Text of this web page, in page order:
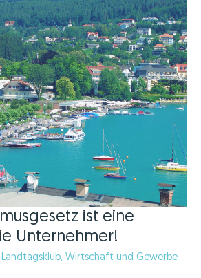
ist eine
Unternehmer!
Landtagsklub, Wirtschaft und Gewerbe